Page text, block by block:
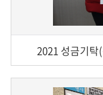
2021 성금기